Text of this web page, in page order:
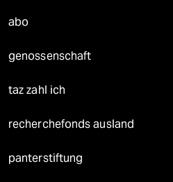
abo
genossenschaft
taz zahl ich
recherchefonds ausland
panterstiftung